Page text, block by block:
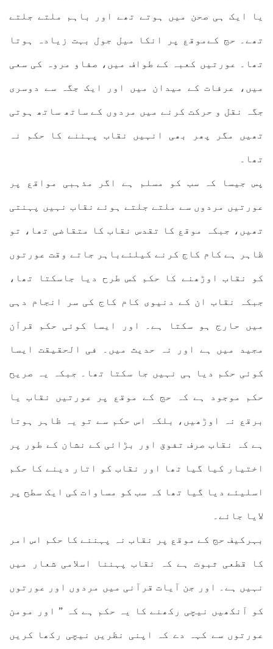
یا ایک ہی صحن میں ہوتے تھے اور باہم ملتے جلتے
تھے۔ حج کےموقع پر انکا میل جول بہت زیادہ ہوتا
تھا۔ عورتیں کعبہ کے طواف میں، صفاو مروہ کی سعی
میں، عرفات کے میدان میں اور ایک جگہ سے دوسری
جگہ نقل و حرکت کرنے میں مردوں کے ساتھ ساتھ ہوتی
تھیں مگر پھر بھی انہیں نقاب پہننے کا حکم نہ
تھا۔
پس جیسا کہ سب کو مسلم ہے اگر مذہبی مواقع پر
عورتیں مردوں سے ملتے جلتے ہوئے نقاب نہیں پہنتی
تھیں، جبکہ موقع کا تقدس نقاب کا متقاضی تھا، تو
ظاہر ہے کام کاج کرنے کیلئےباہر جاتے وقت عورتوں
کو نقاب اوڑھنے کا حکم کس طرح دیا جاسکتا تھا،
جبکہ نقاب ان کے دنیوی کام کاج کی سر انجام دہی
میں حارج ہو سکتا ہے۔ اور ایسا کوئی حکم قرآن
مجید میں ہے اور نہ حدیث میں۔ فی الحقیقت ایسا
کوئی حکم دیا ہی نہیں جا سکتا تھا۔ جبکہ یہ صریح
حکم موجود ہے کہ حج کے موقع پر عورتیں نقاب یا
برقع نہ اوڑھیں، بلکہ اس حکم سے تو یہ ظاہر ہوتا
ہے کہ نقاب صرف تفوق اور بڑائی کے نشان کے طور پر
اختیار کیا گیا تھا اور نقاب کو اتار دینے کا حکم
اسلیئے دیا گیا تھا کہ سب کو مساوات کی ایک سطح پر
لایا جائے۔
بہرکیف حج کے موقع پر نقاب نہ پہننے کا حکم اس امر
کا قطعی ثبوت ہے کہ نقاب پہننا اسلامی شعار میں
نہیں ہے۔ اور جن آیات قرآنی میں مردوں اور عورتوں
کو آنکھیں نیچی رکھنے کا یہ حکم ہے کہ ” اور مومن
عورتوں سے کہہ دے کہ اپنی نظریں نیچی رکھا کریں